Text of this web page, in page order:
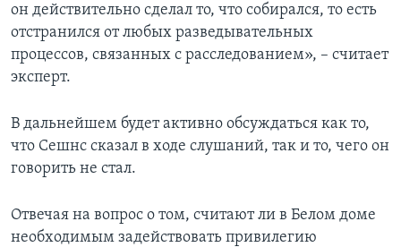
он действительно сделал то, что собирался, то есть
отстранился от любых разведывательных
процессов, связанных с расследованием», – считает
эксперт.
В дальнейшем будет активно обсуждаться как то,
что Сешнс сказал в ходе слушаний, так и то, чего он
говорить не стал.
Отвечая на вопрос о том, считают ли в Белом доме
необходимым задействовать привилегию